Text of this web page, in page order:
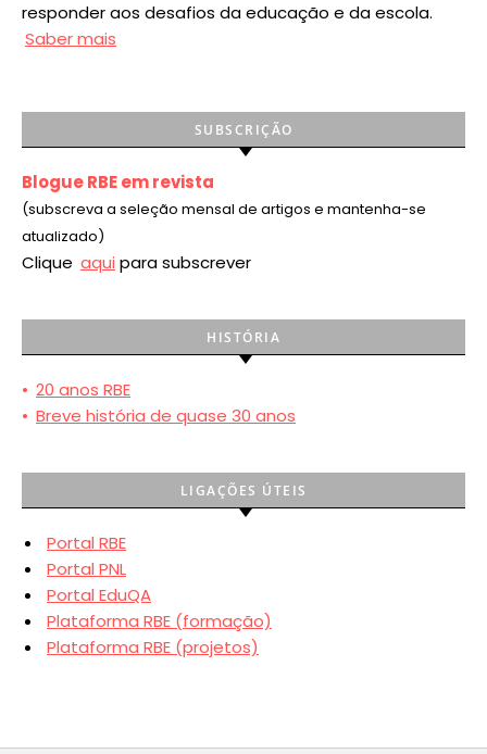
responder aos desafios da educação e da escola.
Saber mais
SUBSCRIÇÃO
Blogue RBE em revista
(subscreva a seleção mensal de artigos e mantenha-se
atualizado)
Clique aqui para subscrever
HISTÓRIA
• 20 anos RBE
• Breve história de quase 30 anos
LIGAÇÕES ÚTEIS
Portal RBE
Portal PNL
Portal EduQA
Plataforma RBE (formação)
Plataforma RBE (projetos)